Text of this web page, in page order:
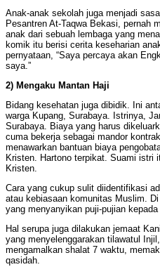
Anak-anak sekolah juga menjadi
Pesantren At-Taqwa Bekasi, pernah
anak dari sebuah lembaga yang
komik itu berisi cerita keseharian
pernyataan, “Saya percaya akan
saya.”
2) Mengaku Mantan Haji
Bidang kesehatan juga dibidik. Ini
warga Kupang, Surabaya. Istrinya,
Surabaya. Biaya yang harus
cuma bekerja sebagai mandor
menawarkan bantuan biaya
Kristen. Hartono terpikat. Suami istri
Kristen.
Cara yang cukup sulit diidentifikasi
atau kebiasaan komunitas Muslim.
yang menyanyikan puji-pujian kepada
Hal serupa juga dilakukan jemaat
yang menyelenggarakan tilawatul
mengamalkan shalat 7 waktu,
qasidah.